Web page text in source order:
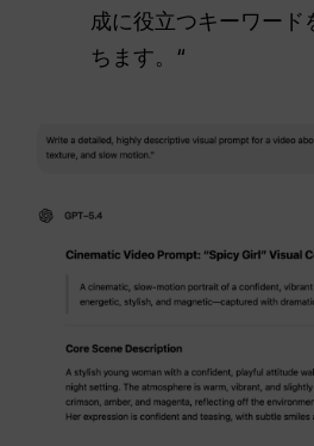
成に役立つキーワード
ちます。“